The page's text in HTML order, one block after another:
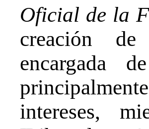
Oficial de la
creación
encargada
intereses,